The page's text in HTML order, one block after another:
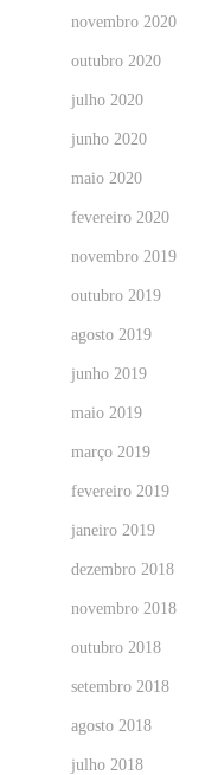
novembro 2020
outubro 2020
julho 2020
junho 2020
maio 2020
fevereiro 2020
novembro 2019
outubro 2019
agosto 2019
junho 2019
maio 2019
março 2019
fevereiro 2019
janeiro 2019
dezembro 2018
novembro 2018
outubro 2018
setembro 2018
agosto 2018
julho 2018